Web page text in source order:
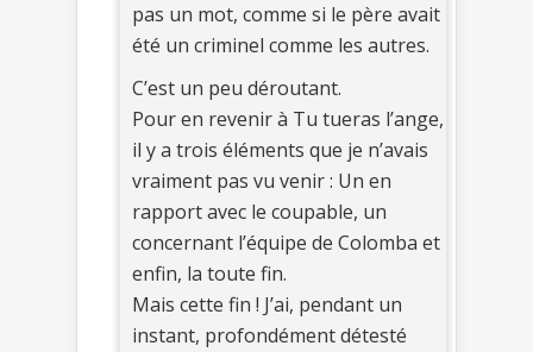
pas un mot, comme si le père avait
été un criminel comme les autres.
C’est un peu déroutant.
Pour en revenir à Tu tueras l’ange,
il y a trois éléments que je n’avais
vraiment pas vu venir : Un en
rapport avec le coupable, un
concernant l’équipe de Colomba et
enfin, la toute fin.
Mais cette fin ! J’ai, pendant un
instant, profondément détesté